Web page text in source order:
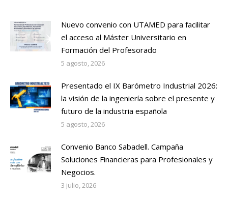
Nuevo convenio con UTAMED para facilitar
el acceso al Máster Universitario en
Formación del Profesorado
5 agosto, 2026
Presentado el IX Barómetro Industrial 2026:
la visión de la ingeniería sobre el presente y
futuro de la industria española
5 agosto, 2026
Convenio Banco Sabadell. Campaña
Soluciones Financieras para Profesionales y
Negocios.
3 julio, 2026